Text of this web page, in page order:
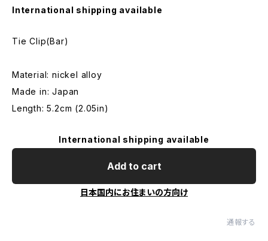
International shipping available
Tie Clip(Bar)
Material: nickel alloy
Made in: Japan
Length: 5.2cm (2.05in)
International shipping available
Add to cart
日本国内にお住まいの方向け
通報する